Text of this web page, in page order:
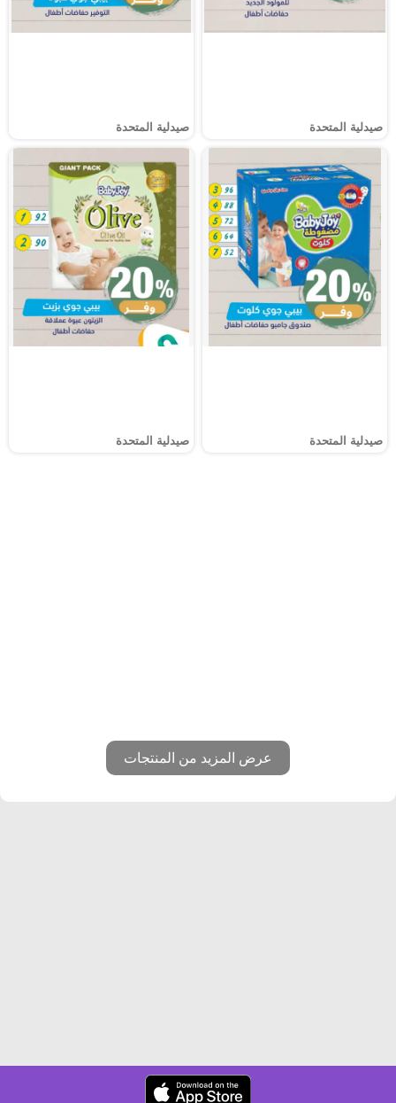
صيدلية المتحدة صيدلية المتحدة
صيدلية المتحدة صيدلية المتحدة
عرض المزيد من المنتجات